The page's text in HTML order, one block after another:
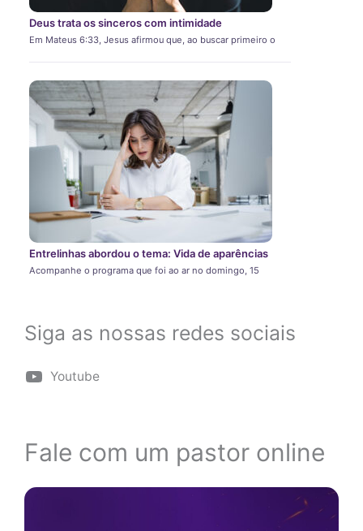
Deus trata os sinceros com intimidade
Em Mateus 6:33, Jesus afirmou que, ao buscar primeiro o
Entrelinhas abordou o tema: Vida de aparências
Acompanhe o programa que foi ao ar no domingo, 15
Siga as nossas redes sociais
Youtube
Fale com um pastor online